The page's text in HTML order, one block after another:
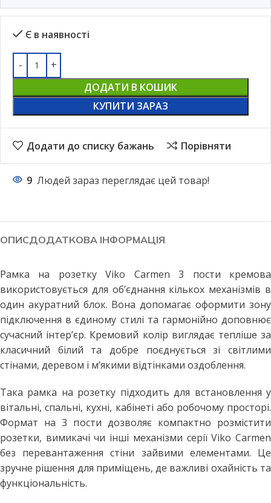
Є в наявності
ДОДАТИ В КОШИК
КУПИТИ ЗАРАЗ
Додати до списку бажань Порівняти
9 Людей зараз переглядає цей товар!
ОПИСДОДАТКОВА ІНФОРМАЦІЯ
Рамка на розетку Viko Carmen 3 пости кремова
використовується для об’єднання кількох механізмів в
один акуратний блок. Вона допомагає оформити зону
підключення в єдиному стилі та гармонійно доповнює
сучасний інтер’єр. Кремовий колір виглядає тепліше за
класичний білий та добре поєднується зі світлими
стінами, деревом і м’якими відтінками оздоблення.
Така рамка на розетку підходить для встановлення у
вітальні, спальні, кухні, кабінеті або робочому просторі.
Формат на 3 пости дозволяє компактно розмістити
розетки, вимикачі чи інші механізми серії Viko Carmen
без перевантаження стіни зайвими елементами. Це
зручне рішення для приміщень, де важливі охайність та
функціональність.